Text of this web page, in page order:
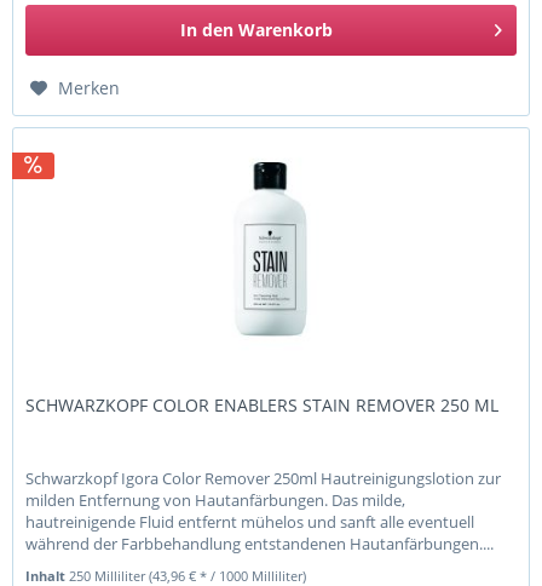
In den Warenkorb
Merken
SCHWARZKOPF COLOR ENABLERS STAIN REMOVER 250 ML
Schwarzkopf Igora Color Remover 250ml Hautreinigungslotion zur
milden Entfernung von Hautanfärbungen. Das milde,
hautreinigende Fluid entfernt mühelos und sanft alle eventuell
während der Farbbehandlung entstandenen Hautanfärbungen....
Inhalt 250 Milliliter(43,96 € * / 1000 Milliliter)